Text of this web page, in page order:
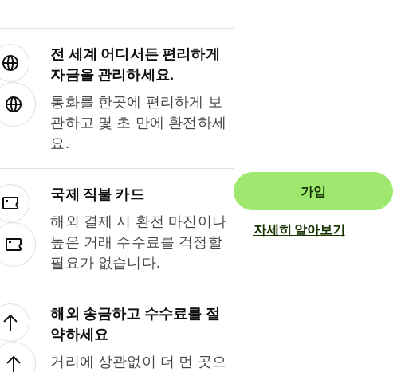
전 세계 어디서든 편리하게
자금을 관리하세요.
통화를 한곳에 편리하게 보
관하고 몇 초 만에 환전하세
요.
국제 직불 카드
해외 결제 시 환전 마진이나
높은 거래 수수료를 걱정할
필요가 없습니다.
해외 송금하고 수수료를 절
약하세요
거리에 상관없이 더 먼 곳으
가입
자세히 알아보기